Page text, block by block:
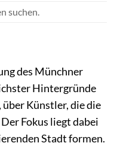
suchen.
des Münchner
Hintergründe
Künstler, die die
Fokus liegt dabei
Stadt formen.